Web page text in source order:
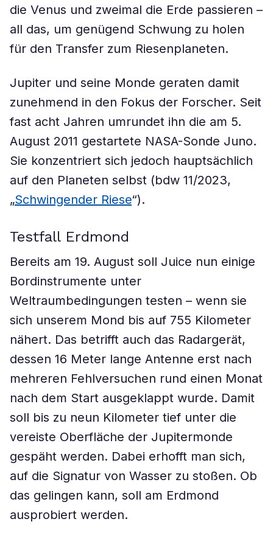
die Venus und zweimal die Erde passieren –
all das, um genügend Schwung zu holen
für den Transfer zum Riesenplaneten.
Jupiter und seine Monde geraten damit
zunehmend in den Fokus der Forscher. Seit
fast acht Jahren umrundet ihn die am 5.
August 2011 gestartete NASA-Sonde Juno.
Sie konzentriert sich jedoch hauptsächlich
auf den Planeten selbst (bdw 11/2023,
„Schwingender Riese“).
Testfall Erdmond
Bereits am 19. August soll Juice nun einige
Bordinstrumente unter
Weltraumbedingungen testen – wenn sie
sich unserem Mond bis auf 755 Kilometer
nähert. Das betrifft auch das Radargerät,
dessen 16 Meter lange Antenne erst nach
mehreren Fehlversuchen rund einen Monat
nach dem Start ausgeklappt wurde. Damit
soll bis zu neun Kilometer tief unter die
vereiste Oberfläche der Jupitermonde
gespäht werden. Dabei erhofft man sich,
auf die Signatur von Wasser zu stoßen. Ob
das gelingen kann, soll am Erdmond
ausprobiert werden.